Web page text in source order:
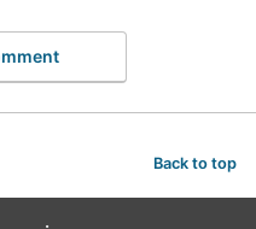
Back to top